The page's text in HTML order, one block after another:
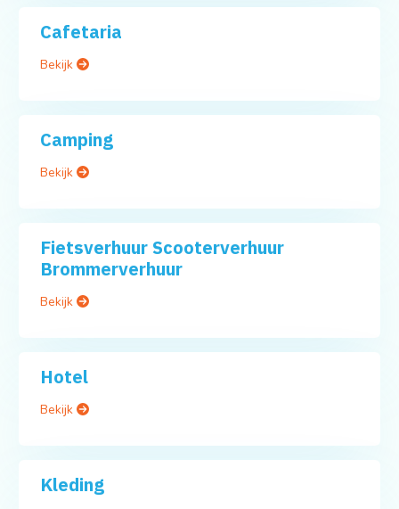
Cafetaria
Bekijk
Camping
Bekijk
Fietsverhuur Scooterverhuur
Brommerverhuur
Bekijk
Hotel
Bekijk
Kleding